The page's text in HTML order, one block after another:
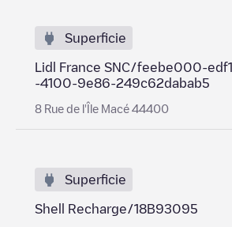
Superficie
Lidl France SNC/feebe000-edf1
-4100-9e86-249c62dabab5
8 Rue de l'Île Macé 44400
Superficie
Shell Recharge/18B93095